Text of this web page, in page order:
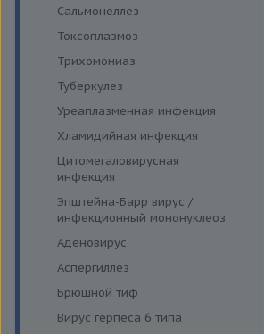
Сальмонеллез
Токсоплазмоз
Трихомониаз
Туберкулез
Уреаплазменная инфекция
Хламидийная инфекция
Цитомегаловирусная
инфекция
Эпштейна-Барр вирус /
инфекционный мононуклеоз
Аденовирус
Аспергиллез
Брюшной тиф
Вирус герпеса 6 типа